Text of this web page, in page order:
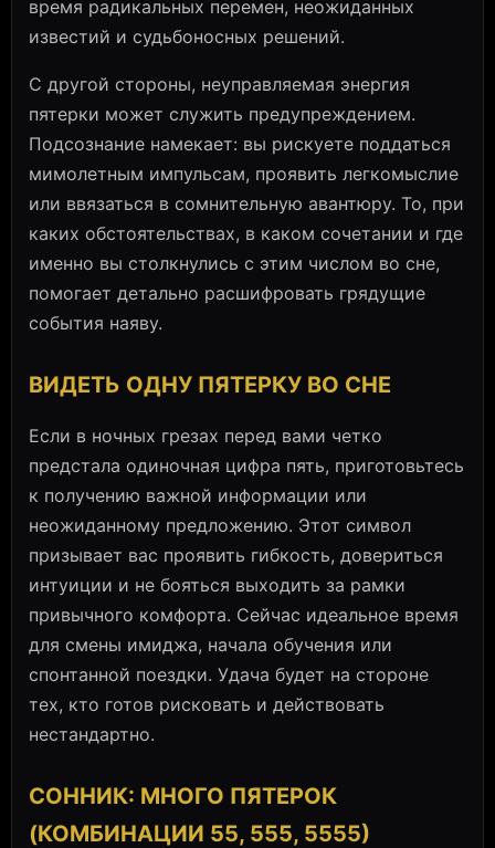
время радикальных перемен, неожиданных
известий и судьбоносных решений.
С другой стороны, неуправляемая энергия
пятерки может служить предупреждением.
Подсознание намекает: вы рискуете поддаться
мимолетным импульсам, проявить легкомыслие
или ввязаться в сомнительную авантюру. То, при
каких обстоятельствах, в каком сочетании и где
именно вы столкнулись с этим числом во сне,
помогает детально расшифровать грядущие
события наяву.
ВИДЕТЬ ОДНУ ПЯТЕРКУ ВО СНЕ
Если в ночных грезах перед вами четко
предстала одиночная цифра пять, приготовьтесь
к получению важной информации или
неожиданному предложению. Этот символ
призывает вас проявить гибкость, довериться
интуиции и не бояться выходить за рамки
привычного комфорта. Сейчас идеальное время
для смены имиджа, начала обучения или
спонтанной поездки. Удача будет на стороне
тех, кто готов рисковать и действовать
нестандартно.
СОННИК: МНОГО ПЯТЕРОК
(КОМБИНАЦИИ 55, 555, 5555)